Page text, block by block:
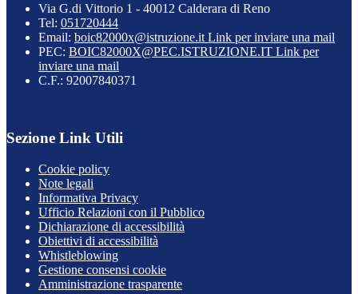
Via G.di Vittorio 1 - 40012 Calderara di Reno
Tel: 051720444
Email: boic82000x@istruzione.it Link per inviare una mail
PEC: BOIC82000X@PEC.ISTRUZIONE.IT Link per
inviare una mail
C.F.: 92007840371
Sezione Link Utili
Cookie policy
Note legali
Informativa Privacy
Ufficio Relazioni con il Pubblico
Dichiarazione di accessibilità
Obiettivi di accessibilità
Whistleblowing
Gestione consensi cookie
Amministrazione trasparente